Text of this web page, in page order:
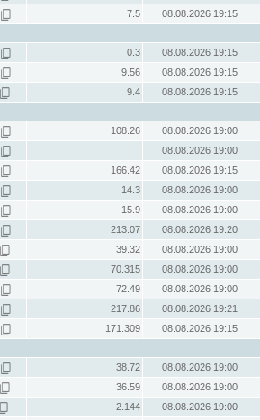
7.5
08.08.2026 19:15
0.3
08.08.2026 19:15
9.56
08.08.2026 19:15
9.4
08.08.2026 19:15
108.26
08.08.2026 19:00
08.08.2026 19:00
166.42
08.08.2026 19:15
14.3
08.08.2026 19:00
15.9
08.08.2026 19:00
213.07
08.08.2026 19:20
39.32
08.08.2026 19:00
70.315
08.08.2026 19:00
72.49
08.08.2026 19:00
217.86
08.08.2026 19:21
171.309
08.08.2026 19:15
38.72
08.08.2026 19:00
36.59
08.08.2026 19:00
2.144
08.08.2026 19:00